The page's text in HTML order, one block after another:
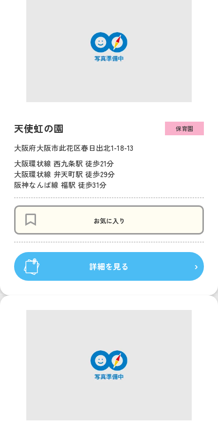
天使虹の園 保育園
大阪府大阪市此花区春日出北1-18-13
大阪環状線 西九条駅 徒歩21分
大阪環状線 弁天町駅 徒歩29分
阪神なんば線 福駅 徒歩31分
お気に入り
詳細を見る